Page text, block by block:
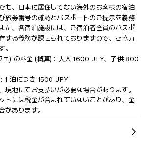
も、日本に​居住してない海外のお客様の宿泊
旅券番号の確認とパスポートのご提示を義務
た、各宿泊施設には、ご宿泊者全員のパスポ
する義務が課せられておりますの​で、ご協力
。
ェ) の料金 (概算) : 大人 1600 JPY、子供 800
1 泊につき 1500 JPY
現地にてお支払いが必要な場合があります。
トには税金が含まれていないことがあり、金
があります。